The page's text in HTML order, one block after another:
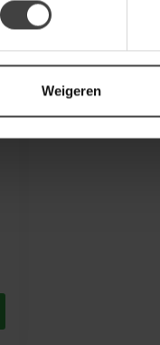
Weigeren